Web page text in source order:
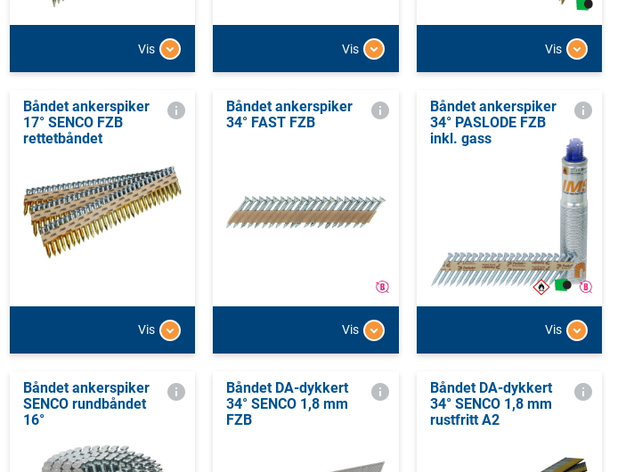
Vis Vis Vis
Båndet ankerspiker
17° SENCO FZB
rettetbåndet
Vis
Båndet ankerspiker
34° FAST FZB
Vis
Båndet ankerspiker
34° PASLODE FZB
inkl. gass
Vis
Båndet ankerspiker
SENCO rundbåndet
16°
Båndet DA-dykkert
34° SENCO 1,8 mm
FZB
Båndet DA-dykkert
34° SENCO 1,8 mm
rustfritt A2